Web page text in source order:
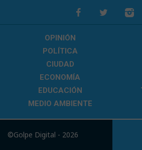
OPINIÓN
POLÍTICA
CIUDAD
ECONOMÍA
EDUCACIÓN
MEDIO AMBIENTE
©Golpe Digital - 2026